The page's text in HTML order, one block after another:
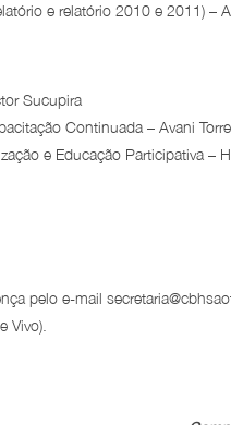
e relatório 2010 e 2011) –
Sucupira
Continuada – Avani
e Educação Participativa –
pelo e-mail
Vivo).